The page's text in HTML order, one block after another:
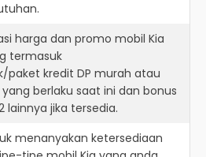
harga dan promo mobil Kia
termasuk
paket kredit DP murah atau
berlaku saat ini dan bonus
lainnya jika tersedia.
menanyakan ketersediaan